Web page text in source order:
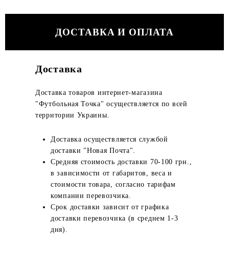
ДОСТАВКА И ОПЛАТА
Доставка
Доставка товаров интернет-магазина
"Футбольная Точка" осуществляется по всей
территории Украины.
Доставка осуществляется службой
доставки "Новая Почта".
Средняя стоимость доставки 70-100 грн.,
в зависимости от габаритов, веса и
стоимости товара, согласно тарифам
компании перевозчика.
Срок доставки зависит от графика
доставки перевозчика (в среднем 1-3
дня).